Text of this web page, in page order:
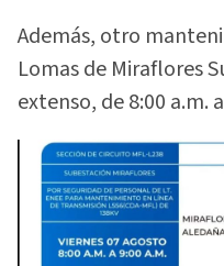
Además, otro
Lomas de Miraflores
extenso, de 8:00 a.m.